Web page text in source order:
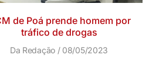
de Poá prende homem por
tráfico de drogas
Da Redação 08/05/2023